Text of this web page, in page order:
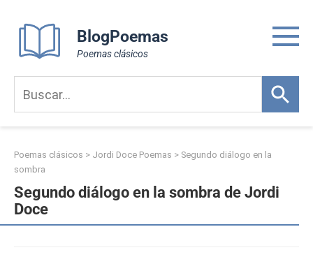
content
BlogPoemas
Poemas clásicos
Poemas clásicos > Jordi Doce Poemas > Segundo diálogo en la
sombra
Segundo diálogo en la sombra de Jordi
Doce